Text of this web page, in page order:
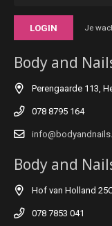
LOGIN Je
Body and
Perengaarde 113,
078 8795 164
Body and
Hof van Holland
078 7853 041